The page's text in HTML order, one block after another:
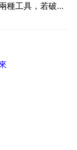
種工具，若破壞
果一字螺絲刀尺